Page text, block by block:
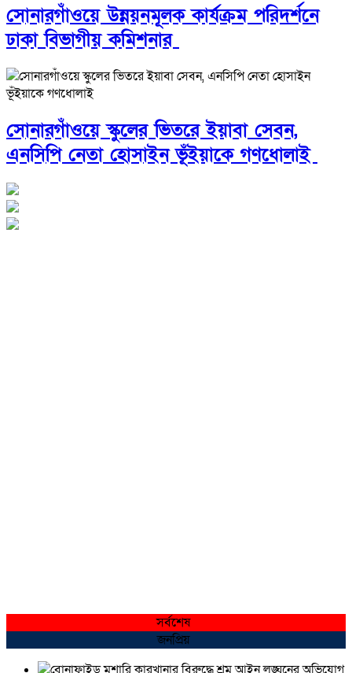
সোনারগাঁওয়ে উন্নয়নমূলক কার্যক্রম পরিদর্শনে
ঢাকা বিভাগীয় কমিশনার
সোনারগাঁওয়ে স্কুলের ভিতরে ইয়াবা সেবন,
এনসিপি নেতা হোসাইন ভূঁইয়াকে গণধোলাই
সর্বশেষ
জনপ্রিয়